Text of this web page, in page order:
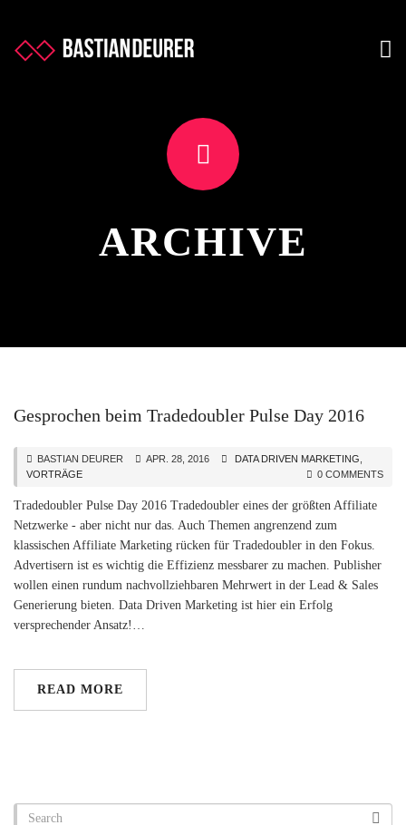
ARCHIVE
Gesprochen beim Tradedoubler Pulse Day 2016
BASTIAN DEURER APR. 28, 2016 DATA DRIVEN MARKETING
VORTRÄGE
0 COMMENTS
Tradedoubler Pulse Day 2016 Tradedoubler eines der größten Affiliate
Netzwerke - aber nicht nur das. Auch Themen angrenzend zum
klassischen Affiliate Marketing rücken für Tradedoubler in den Fokus.
Advertisern ist es wichtig die Effizienz messbarer zu machen. Publisher
wollen einen rundum nachvollziehbaren Mehrwert in der Lead & Sales
Generierung bieten. Data Driven Marketing ist hier ein Erfolg
versprechender Ansatz!…
READ MORE